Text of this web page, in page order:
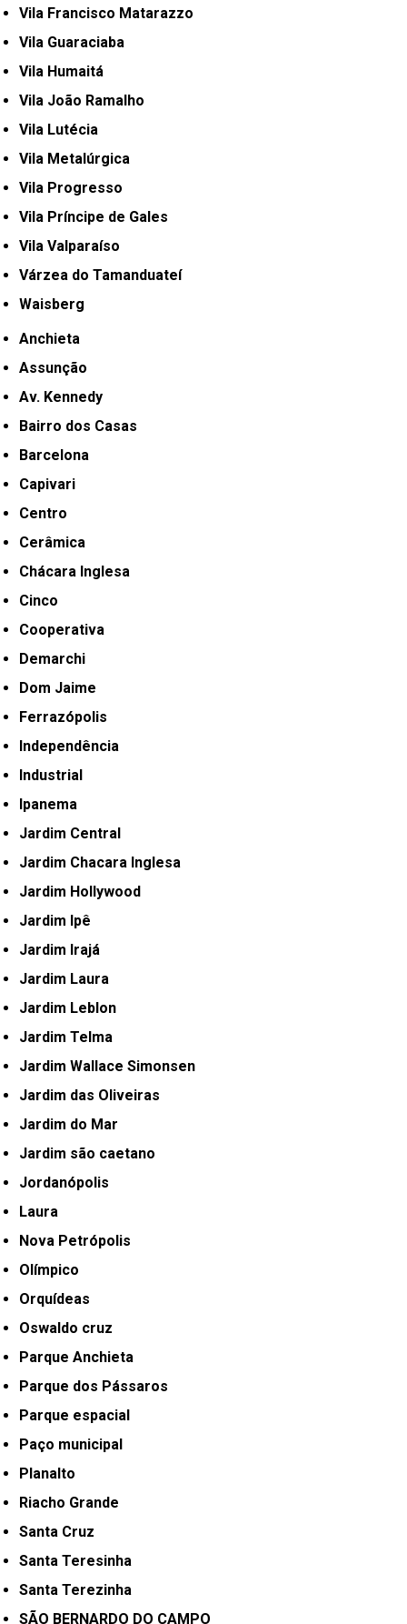
Vila Francisco Matarazzo
Vila Guaraciaba
Vila Humaitá
Vila João Ramalho
Vila Lutécia
Vila Metalúrgica
Vila Progresso
Vila Príncipe de Gales
Vila Valparaíso
Várzea do Tamanduateí
Waisberg
Anchieta
Assunção
Av. Kennedy
Bairro dos Casas
Barcelona
Capivari
Centro
Cerâmica
Chácara Inglesa
Cinco
Cooperativa
Demarchi
Dom Jaime
Ferrazópolis
Independência
Industrial
Ipanema
Jardim Central
Jardim Chacara Inglesa
Jardim Hollywood
Jardim Ipê
Jardim Irajá
Jardim Laura
Jardim Leblon
Jardim Telma
Jardim Wallace Simonsen
Jardim das Oliveiras
Jardim do Mar
Jardim são caetano
Jordanópolis
Laura
Nova Petrópolis
Olímpico
Orquídeas
Oswaldo cruz
Parque Anchieta
Parque dos Pássaros
Parque espacial
Paço municipal
Planalto
Riacho Grande
Santa Cruz
Santa Teresinha
Santa Terezinha
SÃO BERNARDO DO CAMPO